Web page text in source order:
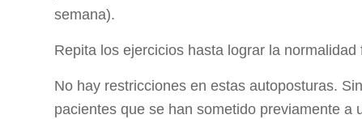
semana).
Repita los ejercicios hasta lograr la
No hay restricciones en estas autoposturas.
pacientes que se han sometido previamente